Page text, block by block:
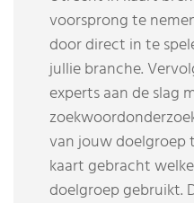
voorsprong te
door direct in te
jullie branche.
experts aan de slag
van jouw doelgroep
kaart gebracht
doelgroep gebruikt.